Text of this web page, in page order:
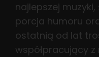
najlepszej
porcja humoru
ostatnią od lat
współpracujący